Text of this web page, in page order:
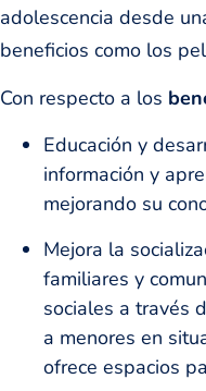
adolescencia desde
beneficios como los
Con respecto a los
Educación y
información y
mejorando su
Mejora la
familiares y
sociales a través
a menores en
ofrece espacios